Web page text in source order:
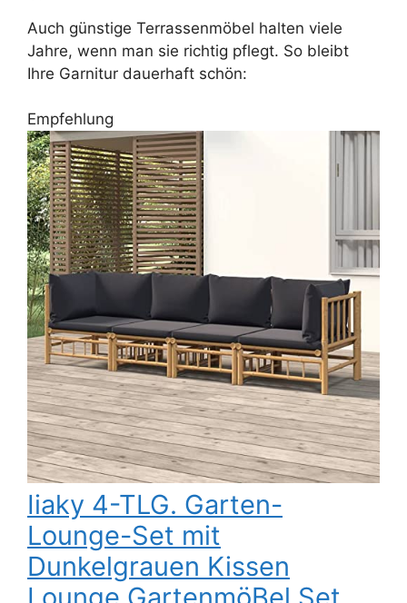
Auch günstige Terrassenmöbel halten viele
Jahre, wenn man sie richtig pflegt. So bleibt
Ihre Garnitur dauerhaft schön:
Empfehlung
Iiaky 4-TLG. Garten-
Lounge-Set mit
Dunkelgrauen Kissen